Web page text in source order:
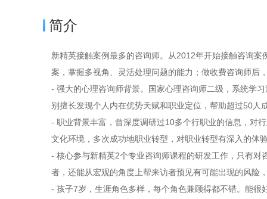
简介
新精英接触案例最多的咨询师。从2012年开始接触咨询
案，掌握多视角、灵活处理问题的能力；做收费咨询师后
- 强大的心理咨询师背景。国家心理咨询师二级，系统学
别擅长发现个人内在优势天赋和职业定位，帮助超过50人
- 职业背景丰富，曾深度调研过10多个行职业的信息，对
文化环境，多次成功地职业转型，对职业转型有深入的体
- 核心参与新精英2个专业咨询师课程的研发工作，只有
者，还能从宏观的角度上帮来访者预见有可能出现的风险
- 孩子7岁，生涯角色多样，每个角色兼顾得都不错。能